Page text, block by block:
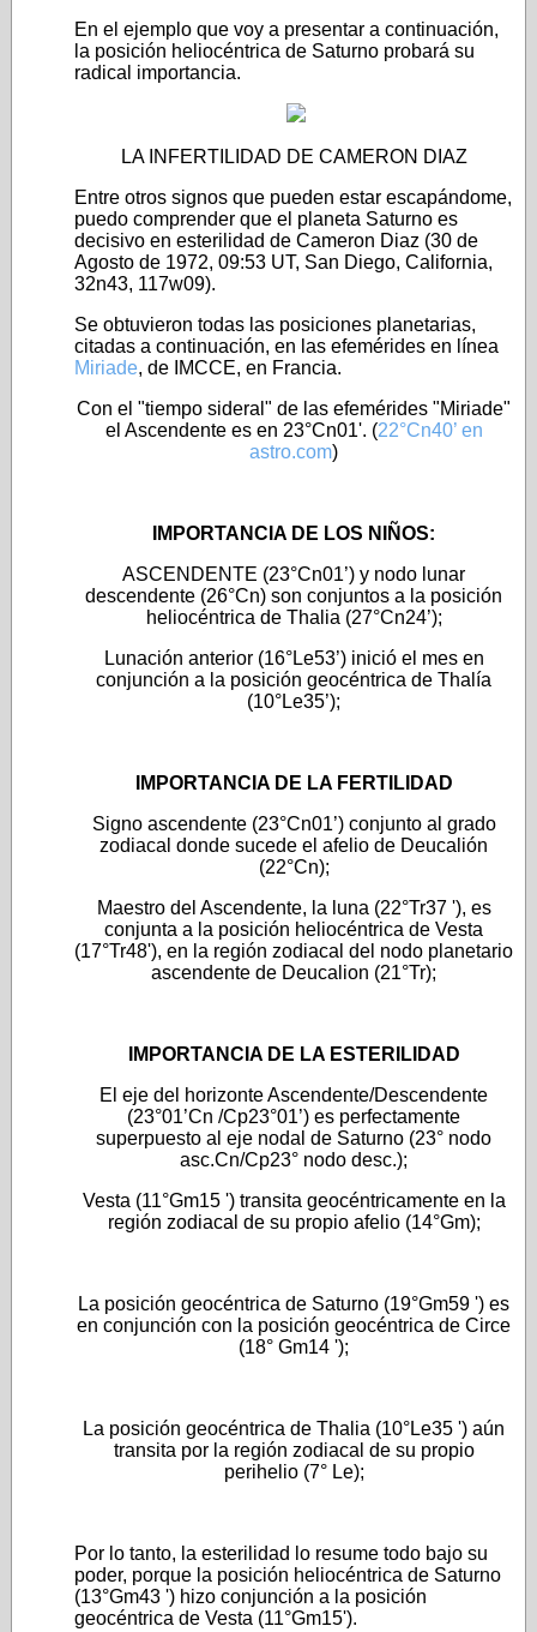
En el ejemplo que voy a presentar a continuación,
la posición heliocéntrica de Saturno probará su
radical importancia.
LA INFERTILIDAD DE CAMERON DIAZ
Entre otros signos que pueden estar escapándome,
puedo comprender que el planeta Saturno es
decisivo en esterilidad de Cameron Diaz (30 de
Agosto de 1972, 09:53 UT, San Diego, California,
32n43, 117w09).
Se obtuvieron todas las posiciones planetarias,
citadas a continuación, en las efemérides en línea
Miriade, de IMCCE, en Francia.
Con el "tiempo sideral" de las efemérides "Miriade"
el Ascendente es en 23°Cn01'. (22°Cn40’ en
astro.com)
IMPORTANCIA DE LOS NIÑOS:
ASCENDENTE (23°Cn01’) y nodo lunar
descendente (26°Cn) son conjuntos a la posición
heliocéntrica de Thalia (27°Cn24’);
Lunación anterior (16°Le53’) inició el mes en
conjunción a la posición geocéntrica de Thalía
(10°Le35’);
IMPORTANCIA DE LA FERTILIDAD
Signo ascendente (23°Cn01’) conjunto al grado
zodiacal donde sucede el afelio de Deucalión
(22°Cn);
Maestro del Ascendente, la luna (22°Tr37 '), es
conjunta a la posición heliocéntrica de Vesta
(17°Tr48'), en la región zodiacal del nodo planetario
ascendente de Deucalion (21°Tr);
IMPORTANCIA DE LA ESTERILIDAD
El eje del horizonte Ascendente/Descendente
(23°01’Cn /Cp23°01’) es perfectamente
superpuesto al eje nodal de Saturno (23° nodo
asc.Cn/Cp23° nodo desc.);
Vesta (11°Gm15 ') transita geocéntricamente en la
región zodiacal de su propio afelio (14°Gm);
La posición geocéntrica de Saturno (19°Gm59 ') es
en conjunción con la posición geocéntrica de Circe
(18° Gm14 ');
La posición geocéntrica de Thalia (10°Le35 ') aún
transita por la región zodiacal de su propio
perihelio (7° Le);
Por lo tanto, la esterilidad lo resume todo bajo su
poder, porque la posición heliocéntrica de Saturno
(13°Gm43 ') hizo conjunción a la posición
geocéntrica de Vesta (11°Gm15').